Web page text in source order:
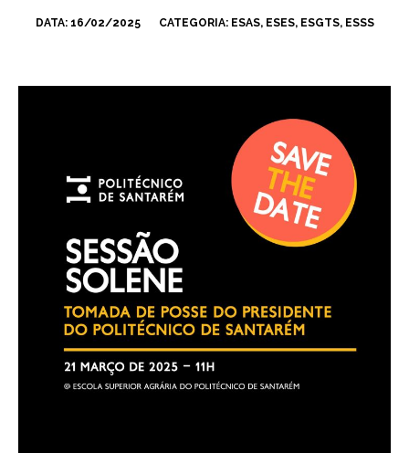
DATA: 16/02/2025 CATEGORIA: ESAS, ESES, ESGTS, ESSS